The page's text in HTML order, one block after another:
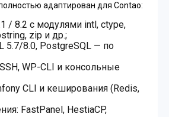
адаптирован для Contao:
/ 8.2 с модулями intl, ctype,
zip и др.;
5.7/8.0, PostgreSQL — по
WP-CLI и консольные
CLI и кеширования (Redis,
FastPanel, HestiaCP,